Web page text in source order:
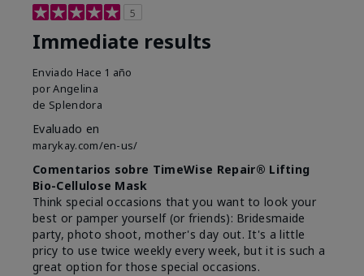
5
Immediate results
Enviado Hace 1 año
porAngelina
de Splendora
Evaluado en
marykay.com/en-us/
Comentarios sobre TimeWise Repair® Lifting
Bio-Cellulose Mask
Think special occasions that you want to look your
best or pamper yourself (or friends): Bridesmaide
party, photo shoot, mother's day out. It's a little
pricy to use twice weekly every week, but it is such a
great option for those special occasions.